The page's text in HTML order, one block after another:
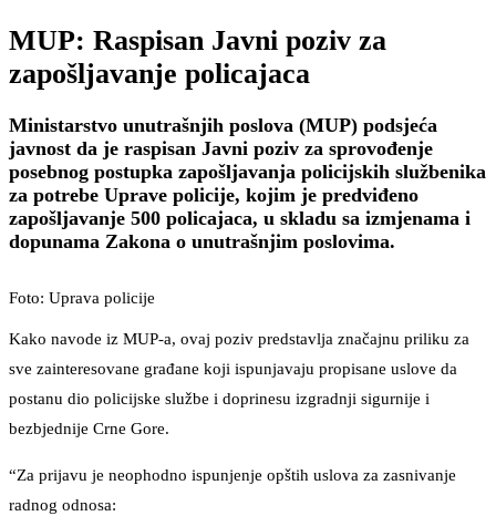
MUP: Raspisan Javni poziv za
zapošljavanje policajaca
Ministarstvo unutrašnjih poslova (MUP) podsjeća
javnost da je raspisan Javni poziv za sprovođenje
posebnog postupka zapošljavanja policijskih službenika
za potrebe Uprave policije, kojim je predviđeno
zapošljavanje 500 policajaca, u skladu sa izmjenama i
dopunama Zakona o unutrašnjim poslovima.
Foto: Uprava policije
Kako navode iz MUP-a, ovaj poziv predstavlja značajnu priliku za
sve zainteresovane građane koji ispunjavaju propisane uslove da
postanu dio policijske službe i doprinesu izgradnji sigurnije i
bezbjednije Crne Gore.
“Za prijavu je neophodno ispunjenje opštih uslova za zasnivanje
radnog odnosa: